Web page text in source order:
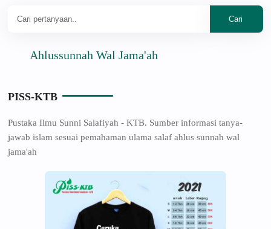
Ahlussunnah Wal Jama'ah
PISS-KTB
Pustaka Ilmu Sunni Salafiyah - KTB. Sumber informasi tanya-
jawab islam sesuai pemahaman ulama salaf ahlus sunnah wal
jama'ah